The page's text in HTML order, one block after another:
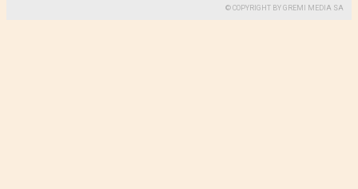
© COPYRIGHT BY GREMI MEDIA SA